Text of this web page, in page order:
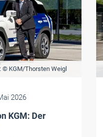
© KGM/Thorsten Weigl
2026
KGM: Der